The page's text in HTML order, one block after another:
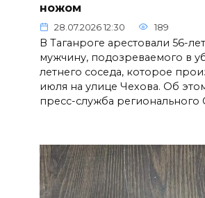
ножом
28.07.2026 12:30 189
В Таганроге арестовали 56-
мужчину, подозреваемого в
летнего соседа, которое
июля на улице Чехова. Об
пресс-служба регионального